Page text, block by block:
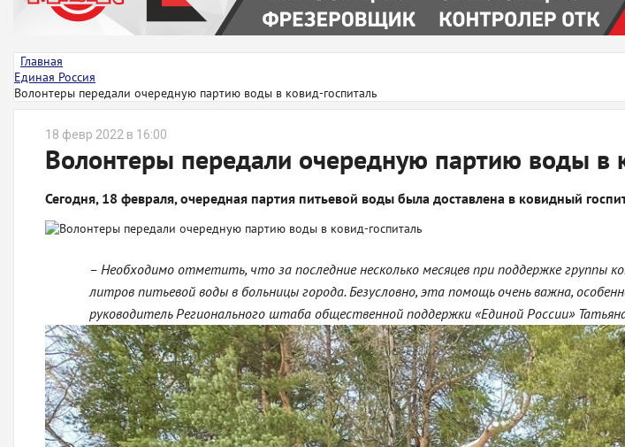
ЭКОЛОГИЯ
Главная
Единая Россия
Волонтеры передали очередную партию воды в ковид-госпиталь
18 февр 2022 в 16:00
Волонтеры передали очередную партию воды в
Сегодня, 18 февраля, очередная партия питьевой воды была доставлена в ковидный
– Необходимо отметить, что за последние несколько месяцев при поддержке группы
литров питьевой воды в больницы города. Безусловно, эта помощь очень важна,
руководитель Регионального штаба общественной поддержки «Единой России»